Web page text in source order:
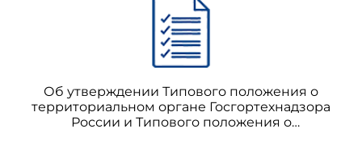
Об утверждении Типового положения о
территориальном органе Госгортехнадзора
России и Типового положения о